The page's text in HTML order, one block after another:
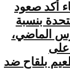
أكد صعود
بنسبة
الماضي،
على
بلقاح ضد